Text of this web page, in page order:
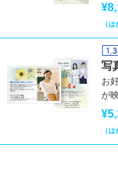
（
写
お
が
（